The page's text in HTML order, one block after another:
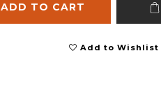
ADD TO CART
Add to Wishlist